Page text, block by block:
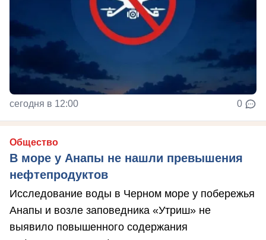
сегодня в 12:00 0
Общество
В море у Анапы не нашли превышения
нефтепродуктов
Исследование воды в Черном море у побережья
Анапы и возле заповедника «Утриш» не
выявило повышенного содержания